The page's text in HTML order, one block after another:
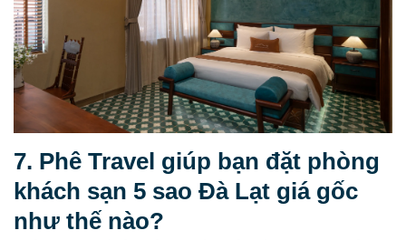
7. Phê Travel giúp bạn đặt phòng
khách sạn 5 sao Đà Lạt giá gốc
như thế nào?